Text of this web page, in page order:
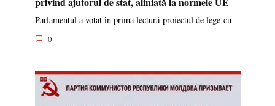
Parlamentul a votat în prima lectură proiectul de lege cu
0